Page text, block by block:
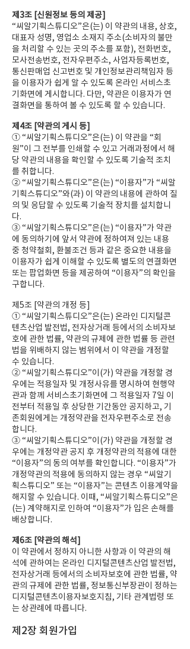
제3조 [신원정보 등의 제공]
“씨알기획스튜디오”은(는) 이 약관의 내용, 상호,
대표자 성명, 영업소 소재지 주소(소비자의 불만
을 처리할 수 있는 곳의 주소를 포함), 전화번호,
모사전송번호, 전자우편주소, 사업자등록번호,
통신판매업 신고번호 및 개인정보관리책임자 등
을 이용자가 쉽게 알 수 있도록 온라인 서비스초
기화면에 게시합니다. 다만, 약관은 이용자가 연
결화면을 통하여 볼 수 있도록 할 수 있습니다.
제4조 [약관의 게시 등]
① “씨알기획스튜디오”은(는) 이 약관을 “회
원”이 그 전부를 인쇄할 수 있고 거래과정에서 해
당 약관의 내용을 확인할 수 있도록 기술적 조치
를 취합니다.
② “씨알기획스튜디오”은(는) “이용자”가 “씨알
기획스튜디오”와(과) 이 약관의 내용에 관하여 질
의 및 응답할 수 있도록 기술적 장치를 설치합니
다.
③ “씨알기획스튜디오”은(는) “이용자”가 약관
에 동의하기에 앞서 약관에 정하여져 있는 내용
중 청약철회, 환불조건 등과 같은 중요한 내용을
이용자가 쉽게 이해할 수 있도록 별도의 연결화면
또는 팝업화면 등을 제공하여 “이용자”의 확인을
구합니다.
제5조 [약관의 개정 등]
① “씨알기획스튜디오”은(는) 온라인 디지털콘
텐츠산업 발전법, 전자상거래 등에서의 소비자보
호에 관한 법률, 약관의 규제에 관한 법률 등 관련
법을 위배하지 않는 범위에서 이 약관을 개정할
수 있습니다.
② “씨알기획스튜디오”이(가) 약관을 개정할 경
우에는 적용일자 및 개정사유를 명시하여 현행약
관과 함께 서비스초기화면에 그 적용일자 7일 이
전부터 적용일 후 상당한 기간동안 공지하고, 기
존회원에게는 개정약관을 전자우편주소로 전송
합니다.
③ “씨알기획스튜디오”이(가) 약관을 개정할 경
우에는 개정약관 공지 후 개정약관의 적용에 대한
“이용자”의 동의 여부를 확인합니다. “이용자”가
개정약관의 적용에 동의하지 않는 경우 “씨알기
획스튜디오” 또는 “이용자”는 콘텐츠 이용계약을
해지할 수 있습니다. 이때, “씨알기획스튜디오”은
(는) 계약해지로 인하여 “이용자”가 입은 손해를
배상합니다.
제6조 [약관의 해석]
이 약관에서 정하지 아니한 사항과 이 약관의 해
석에 관하여는 온라인 디지털콘텐츠산업 발전법,
전자상거래 등에서의 소비자보호에 관한 법률, 약
관의 규제에 관한 법률, 정보통신부장관이 정하는
디지털콘텐츠이용자보호지침, 기타 관계법령 또
는 상관례에 따릅니다.
제2장 회원가입